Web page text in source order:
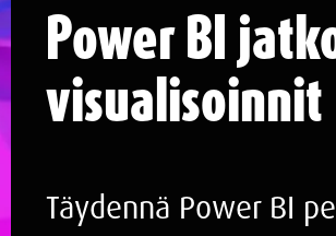
Power BI
visualisoinnit
Täydennä Power BI